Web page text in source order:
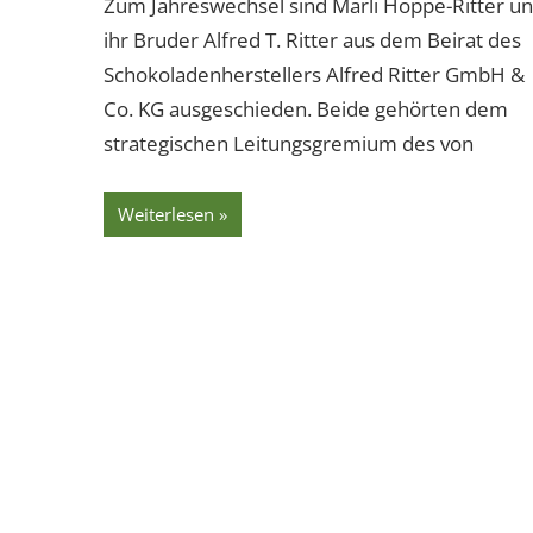
ihr Bruder Alfred T. Ritter aus dem Beirat des
Schokoladenherstellers Alfred Ritter GmbH &
Co. KG ausgeschieden. Beide gehörten dem
strategischen Leitungsgremium des von
Weiterlesen